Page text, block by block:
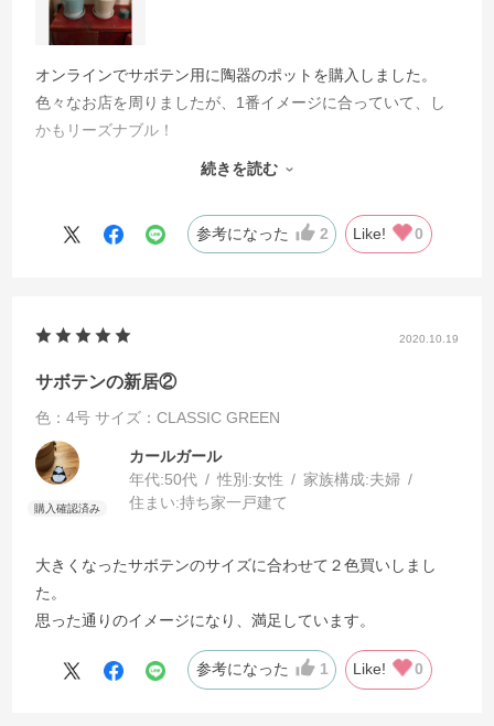
オンラインでサボテン用に陶器のポットを購入しました。
色々なお店を周りましたが、1番イメージに合っていて、し
かもリーズナブル！
画像と実物の差も感じませんでした。
続きを読む
参考になった 2 Like! 0
2020.10.19
サボテンの新居②
色：4号 サイズ：CLASSIC GREEN
カールガール
年代:50代 性別:女性 家族構成:夫婦
住まい:持ち家一戸建て
大きくなったサボテンのサイズに合わせて２色買いしまし
た。
思った通りのイメージになり、満足しています。
参考になった 1 Like! 0